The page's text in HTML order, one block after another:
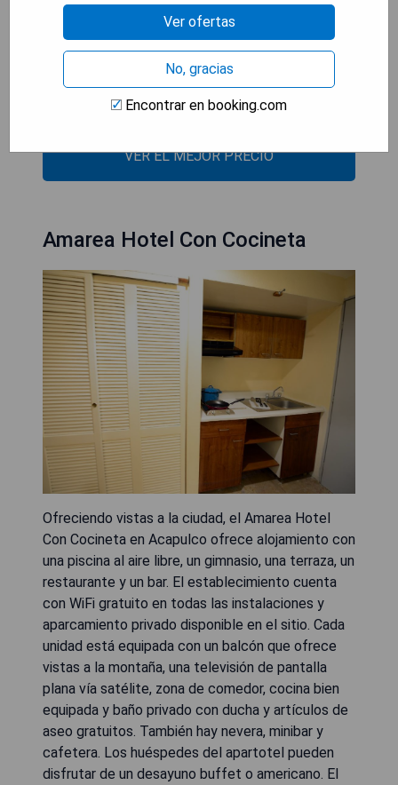
- Ubicación céntrica en Acapulco
- Conexión WiFi gratuita
- Estacionamiento privado gratuito
- Recepción abierta las 24 horas
VER EL MEJOR PRECIO
Amarea Hotel Con Cocineta
Ofreciendo vistas a la ciudad, el Amarea Hotel
Con Cocineta en Acapulco ofrece alojamiento con
una piscina al aire libre, un gimnasio, una terraza, un
restaurante y un bar. El establecimiento cuenta
con WiFi gratuito en todas las instalaciones y
aparcamiento privado disponible en el sitio. Cada
unidad está equipada con un balcón que ofrece
vistas a la montaña, una televisión de pantalla
plana vía satélite, zona de comedor, cocina bien
equipada y baño privado con ducha y artículos de
aseo gratuitos. También hay nevera, minibar y
cafetera. Los huéspedes del apartotel pueden
disfrutar de un desayuno buffet o americano. El
Ver ofertas
No, gracias
Encontrar en booking.com